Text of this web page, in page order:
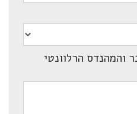
והמהנדס הרלוונטי